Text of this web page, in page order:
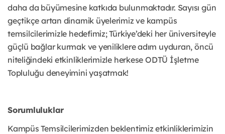
daha da büyümesine katkıda bulunmaktadır. Sayısı gün
geçtikçe artan dinamik üyelerimiz ve kampüs
temsilcilerimizle hedefimiz; Türkiye’deki her üniversiteyle
güçlü bağlar kurmak ve yeniliklere adım uyduran, öncü
niteliğindeki etkinliklerimizle herkese ODTÜ İşletme
Topluluğu deneyimini yaşatmak!
Sorumluluklar
Kampüs Temsilcilerimizden beklentimiz etkinliklerimizin